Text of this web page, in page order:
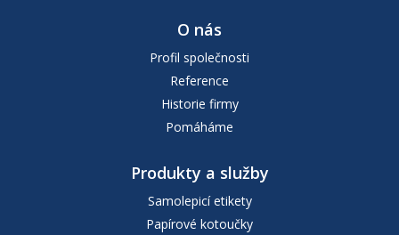
O nás
Profil společnosti
Reference
Historie firmy
Pomáháme
Produkty a služby
Samolepicí etikety
Papírové kotoučky